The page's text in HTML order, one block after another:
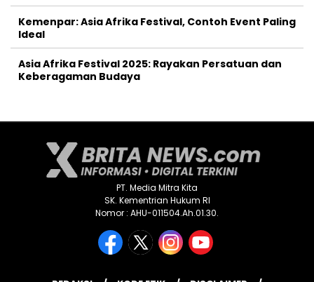
Kemenpar: Asia Afrika Festival, Contoh Event Paling
Ideal
Asia Afrika Festival 2025: Rayakan Persatuan dan
Keberagaman Budaya
PT. Media Mitra Kita
SK. Kementrian Hukum RI
Nomor : AHU-011504.Ah.01.30.